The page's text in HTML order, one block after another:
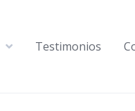
Testimonios